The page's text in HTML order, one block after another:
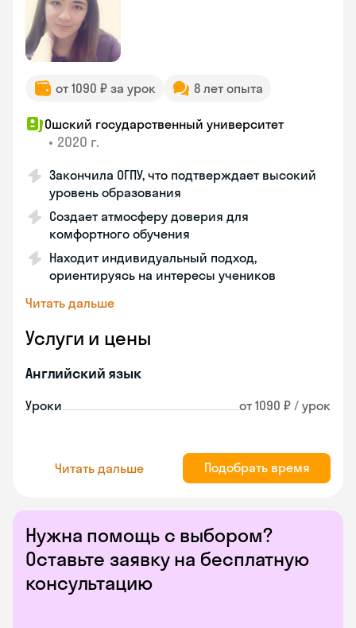
Нужна помощь с выбором?
Оставьте заявку на бесплатную
консультацию
от 1090 ₽ за урок 8 лет опыта
Ошский государственный университет
• 2020 г.
Закончила ОГПУ, что подтверждает высокий
уровень образования
Создает атмосферу доверия для
комфортного обучения
Находит индивидуальный подход,
ориентируясь на интересы учеников
Читать дальше
Услуги и цены
Английский язык
Уроки от 1090 ₽ / урок
Читать дальше Подобрать время